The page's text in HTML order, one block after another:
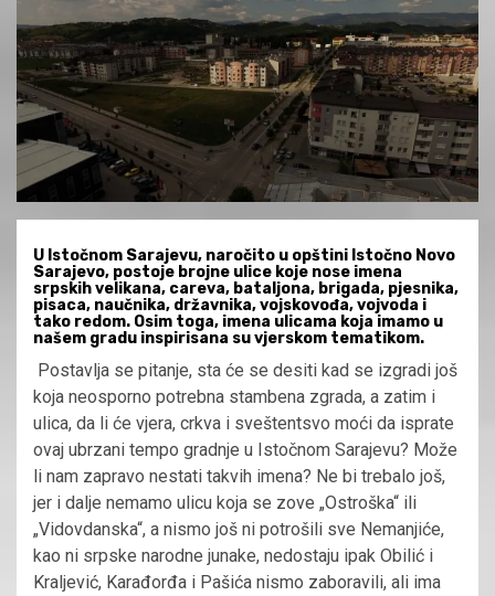
U Istočnom Sarajevu, naročito u opštini Istočno Novo
Sarajevo, postoje brojne ulice koje nose imena
srpskih velikana, careva, bataljona, brigada, pjesnika,
pisaca, naučnika, državnika, vojskovođa, vojvoda i
tako redom. Osim toga, imena ulicama koja imamo u
našem gradu inspirisana su vjerskom tematikom.
Postavlja se pitanje, sta će se desiti kad se izgradi još
koja neosporno potrebna stambena zgrada, a zatim i
ulica, da li će vjera, crkva i sveštentsvo moći da isprate
ovaj ubrzani tempo gradnje u Istočnom Sarajevu? Može
li nam zapravo nestati takvih imena? Ne bi trebalo još,
jer i dalje nemamo ulicu koja se zove „Ostroška“ ili
„Vidovdanska“, a nismo još ni potrošili sve Nemanjiće,
kao ni srpske narodne junake, nedostaju ipak Obilić i
Kraljević, Karađorđa i Pašića nismo zaboravili, ali ima